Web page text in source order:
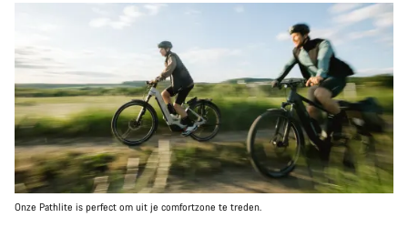
Onze Pathlite is perfect om uit je comfortzone te treden.